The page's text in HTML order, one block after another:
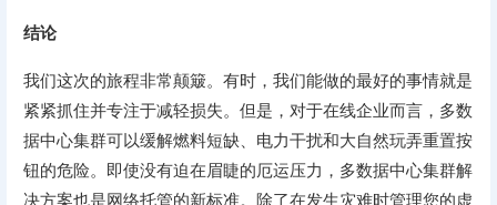
结论
我们这次的旅程非常颠簸。有时，我们能做的最好的事情就是
紧紧抓住并专注于减轻损失。但是，对于在线企业而言，多数
据中心集群可以缓解燃料短缺、电力干扰和大自然玩弄重置按
钮的危险。即使没有迫在眉睫的厄运压力，多数据中心集群解
决方案也是网络托管的新标准。除了在发生灾难时管理您的虚